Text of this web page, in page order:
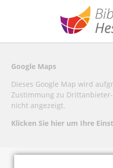
Google Maps
Dieses Google Map wird
Zustimmung zu
nicht angezeigt.
Klicken Sie hier um Ihre